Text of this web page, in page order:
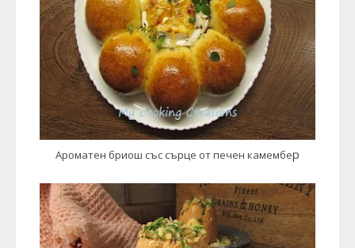
Ароматен бриош със сърце от печен камембер